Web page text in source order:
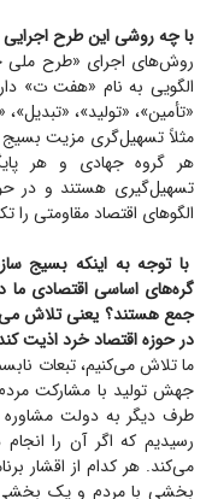
با چه روشی این طرح
روش‌های اجرای «طرح
الگویی به نام «هفت ت»
«تأمین»، «تولید»،
مثلاً تسهیل‌گری مزیت
هر گروه جهادی و هر
تسهیل‌گیری هستند و در
الگو‌های اقتصاد مقاومتی را
با توجه به اینکه بسیج
گره‌های اساسی اقتصادی ما
جمع هستند؟ یعنی تلاش
در حوزه اقتصاد خرد اذیت
ما تلاش می‌کنیم، تبعات
جهش تولید با مشارکت
طرف دیگر به دولت
رسیدیم که اگر آن را
می‌کند. هر کدام از اقشار
بخشی با مردم و یک بخشی